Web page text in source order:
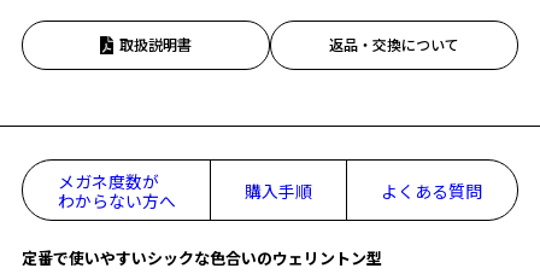
取扱説明書 返品・交換について
メガネ度数が
わからない方へ
購入手順 よくある質問
定番で使いやすいシックな色合いのウェリントン型